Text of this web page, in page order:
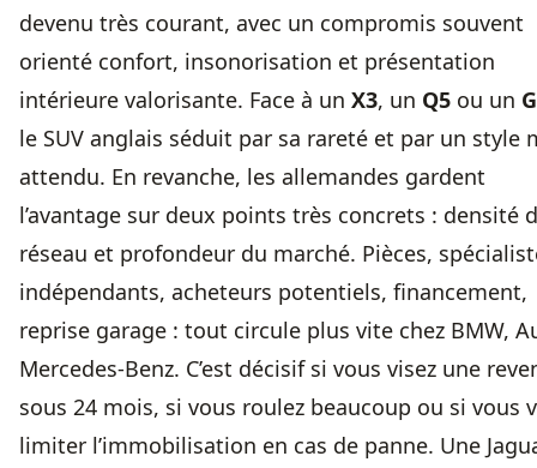
devenu très courant, avec un compromis souvent
orienté confort, insonorisation et présentation
intérieure valorisante. Face à un X3, un Q5 ou un
le SUV anglais séduit par sa rareté et par un style
attendu. En revanche, les allemandes gardent
l’avantage sur deux points très concrets : densité
réseau et profondeur du marché. Pièces,
indépendants, acheteurs potentiels, financement,
reprise garage : tout circule plus vite chez BMW,
Mercedes-Benz. C’est décisif si vous visez une
sous 24 mois, si vous roulez beaucoup ou si vous
limiter l’immobilisation en cas de panne. Une